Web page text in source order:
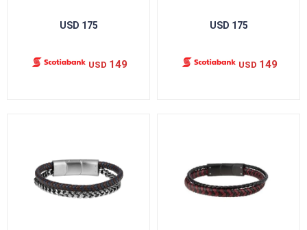
USD 175
USD 149
USD 175
USD 149